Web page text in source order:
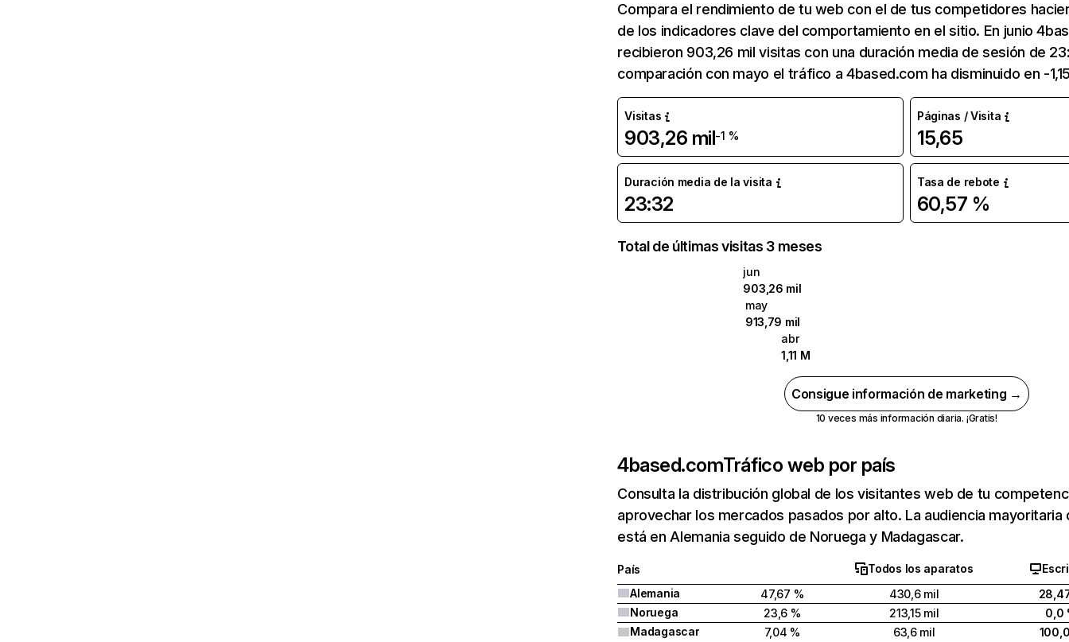
Compara el rendimiento de tu web con el de tus competidores
de los indicadores clave del comportamiento en el sitio. En junio
recibieron 903,26 mil visitas con una duración media de sesión de
comparación con mayo el tráfico a 4based.com ha disminuido en -
Visitas
903,26 mil-1 %
Páginas / Visita
15,65
Duración media de la visita
23:32
Tasa de rebote
60,57 %
Total de últimas visitas 3 meses
jun
903,26 mil
may
913,79 mil
abr
1,11 M
Consigue información de marketing →
10 veces más información diaria. ¡Gratis!
4based.comTráfico web por país
Consulta la distribución global de los visitantes web de tu
aprovechar los mercados pasados por alto. La audiencia mayoritaria
está en Alemania seguido de Noruega y Madagascar.
País Todos los aparatos
Alemania
47,67 % 430,6 mil
Noruega
23,6 % 213,15 mil
0,0
Madagascar
7,04 % 63,6 mil